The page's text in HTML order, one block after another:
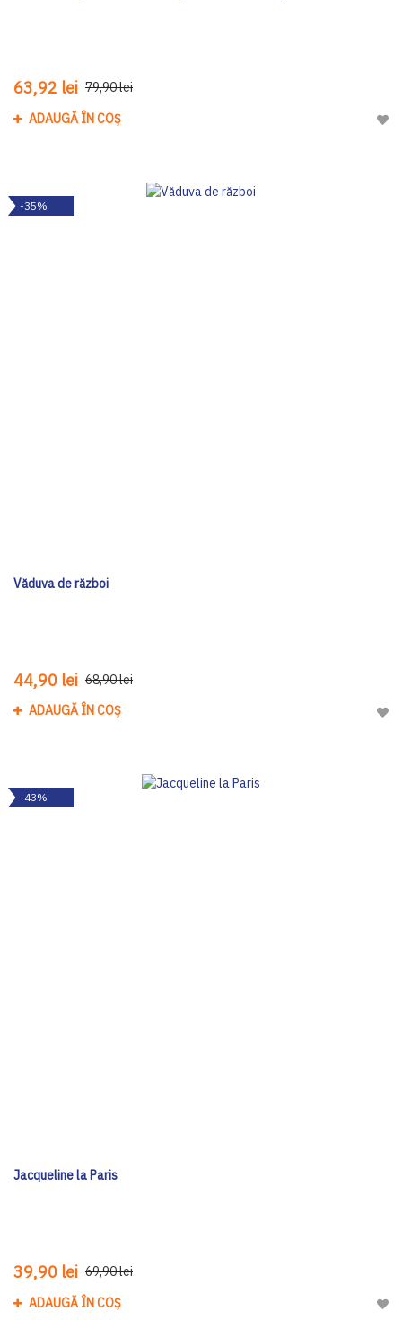
63,92 lei 79,90 lei
ADAUGĂ ÎN COȘ
-35%
Văduva de război
44,90 lei 68,90 lei
ADAUGĂ ÎN COȘ
-43%
Jacqueline la Paris
39,90 lei 69,90 lei
ADAUGĂ ÎN COȘ